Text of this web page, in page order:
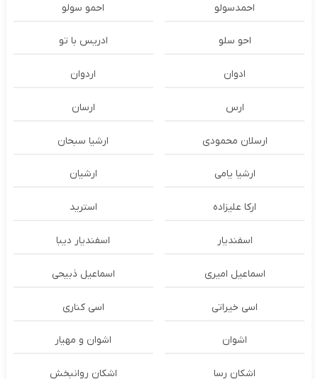
احمدسولو احمو سولو
احو سلو ادریس با تو
ادوان اردوان
ارس ارسان
ارسلان محمودی ارشیا سبحان
ارشیا یامی ارشیان
ارکا علیزاده استرید
اسفندیار اسفندیار دیبا
اسماعیل امیری اسماعیل ذبیحی
اسی خیراتی اسی کناری
اشوان اشوان و مهیار
اشکان رسا اشکان روانبخش